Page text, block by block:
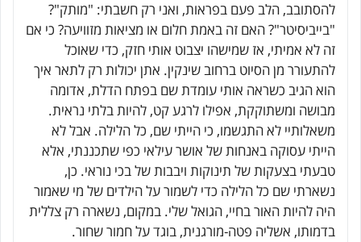
להסתובב, הלב פעם בפראות, ואני רק חשבתי: "מותק"?
"בייביסיטר"? האם זה באמת חלום או מציאות מזוויעה? כי אם
זה לא אמיתי, אז שמישהו יצבוט אותי חזק, כדי שאוכל
להתעורר מן הסיוט ברחוב שינקין. אתן יכולות רק לתאר איך
הוא הגיב כשראה אותי עומדת שם בפתח הדלת, אדומה
מבושה ומשתוקקת, אפילו לרגע קט, להיות בלתי נראית.
משאלותיי לא התגשמו, כי הייתי שם, כל הלילה. אבל לא
הייתי עסוקה באנחות של אושר עילאי כפי שתכננתי, אלא
טבעתי בצעקות של תינוקות ויבבות של בכי נוראי. כן,
נשארתי שם כל הלילה כדי לשמור על הילדים של מי שאמור
היה להיות האור בחיי, הגואל שלי. במקום, נשארה רק צללית
בדמותו, אשליה פטה-מורגנית, בוגד על חמור שחור.